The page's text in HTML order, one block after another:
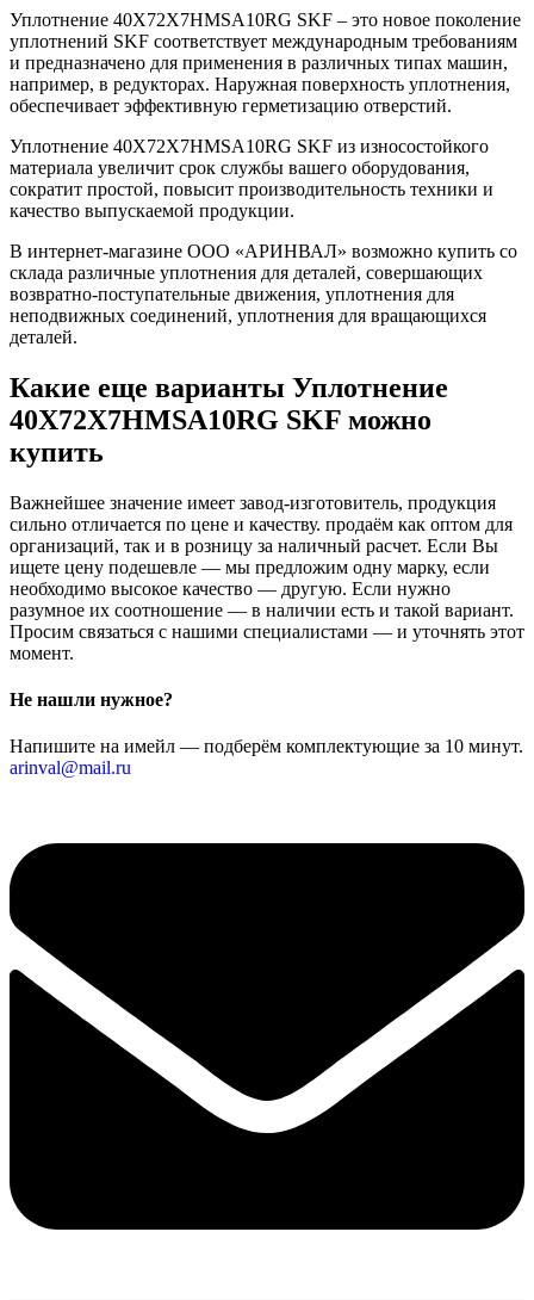
Уплотнение 40X72X7HMSA10RG SKF – это новое поколение
уплотнений SKF соответствует международным требованиям
и предназначено для применения в различных типах машин,
например, в редукторах. Наружная поверхность уплотнения,
обеспечивает эффективную герметизацию отверстий.
Уплотнение 40X72X7HMSA10RG SKF из износостойкого
материала увеличит срок службы вашего оборудования,
сократит простой, повысит производительность техники и
качество выпускаемой продукции.
В интернет-магазине ООО «АРИНВАЛ» возможно купить со
склада различные уплотнения для деталей, совершающих
возвратно-поступательные движения, уплотнения для
неподвижных соединений, уплотнения для вращающихся
деталей.
Какие еще варианты Уплотнение
40X72X7HMSA10RG SKF можно
купить
Важнейшее значение имеет завод-изготовитель, продукция
сильно отличается по цене и качеству. продаём как оптом для
организаций, так и в розницу за наличный расчет. Если Вы
ищете цену подешевле — мы предложим одну марку, если
необходимо высокое качество — другую. Если нужно
разумное их соотношение — в наличии есть и такой вариант.
Просим связаться с нашими специалистами — и уточнять этот
момент.
Не нашли нужное?
Напишите на имейл — подберём комплектующие за 10 минут.
arinval@mail.ru